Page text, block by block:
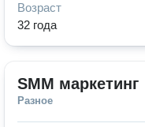
Возраст
32 года
SMM маркетинг
Разное